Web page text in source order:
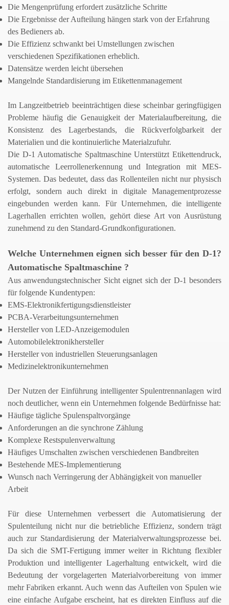
Die Mengenprüfung erfordert zusätzliche Schritte
Die Ergebnisse der Aufteilung hängen stark von der Erfahrung
des Bedieners ab.
Die Effizienz schwankt bei Umstellungen zwischen
verschiedenen Spezifikationen erheblich.
Datensätze werden leicht übersehen
Mangelnde Standardisierung im Etikettenmanagement
Im Langzeitbetrieb beeinträchtigen diese scheinbar geringfügigen
Probleme häufig die Genauigkeit der Materialaufbereitung, die
Konsistenz des Lagerbestands, die Rückverfolgbarkeit der
Materialien und die kontinuierliche Materialzufuhr.
Die D-1 Automatische SpaltmaschineUnterstützt Etikettendruck,
automatische Leerrollenerkennung und Integration mit MES-
Systemen. Das bedeutet, dass das Rollenteilen nicht nur physisch
erfolgt, sondern auch direkt in digitale Managementprozesse
eingebunden werden kann. Für Unternehmen, die intelligente
Lagerhallen errichten wollen, gehört diese Art von Ausrüstung
zunehmend zu den Standard-Grundkonfigurationen.
Welche Unternehmen eignen sich besser für den D-1?
Automatische Spaltmaschine ?
Aus anwendungstechnischer Sicht eignet sich der D-1 besonders
für folgende Kundentypen:
EMS-Elektronikfertigungsdienstleister
PCBA-Verarbeitungsunternehmen
Hersteller von LED-Anzeigemodulen
Automobilelektronikhersteller
Hersteller von industriellen Steuerungsanlagen
Medizinelektronikunternehmen
Der Nutzen der Einführung intelligenter Spulentrennanlagen wird
noch deutlicher, wenn ein Unternehmen folgende Bedürfnisse hat:
Häufige tägliche Spulenspaltvorgänge
Anforderungen an die synchrone Zählung
Komplexe Restspulenverwaltung
Häufiges Umschalten zwischen verschiedenen Bandbreiten
Bestehende MES-Implementierung
Wunsch nach Verringerung der Abhängigkeit von manueller
Arbeit
Für diese Unternehmen verbessert die Automatisierung der
Spulenteilung nicht nur die betriebliche Effizienz, sondern trägt
auch zur Standardisierung der Materialverwaltungsprozesse bei.
Da sich die SMT-Fertigung immer weiter in Richtung flexibler
Produktion und intelligenter Lagerhaltung entwickelt, wird die
Bedeutung der vorgelagerten Materialvorbereitung von immer
mehr Fabriken erkannt. Auch wenn das Aufteilen von Spulen wie
eine einfache Aufgabe erscheint, hat es direkten Einfluss auf die